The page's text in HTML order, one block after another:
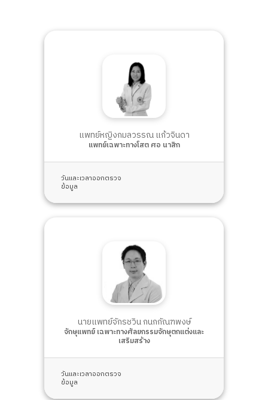
แพทย์หญิงกมลวรรณ แก้วจินดา
แพทย์เฉพาะทางโสต ศอ นาสิก
วันและเวลาออกตรวจ
ข้อมูล
นายแพทย์จักรชวิน กนกกัณฑพงษ์
จักษุแพทย์ เฉพาะทางศัลยกรรมจักษุตกแต่งและ
เสริมสร้าง
วันและเวลาออกตรวจ
ข้อมูล